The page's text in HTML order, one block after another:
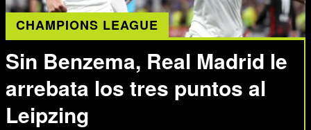
CHAMPIONS LEAGUE
Sin Benzema, Real Madrid le
arrebata los tres puntos al
Leipzing